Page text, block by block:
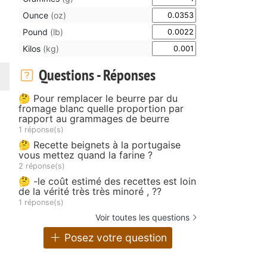
Ounce (oz)
Pound (lb)
Kilos (kg)
Questions - Réponses
🤔 Pour remplacer le beurre par du
fromage blanc quelle proportion par
rapport au grammages de beurre
1 réponse(s)
🤔 Recette beignets à la portugaise
vous mettez quand la farine ?
2 réponse(s)
🤔 -le coût estimé des recettes est loin
de la vérité très très minoré , ??
1 réponse(s)
Voir toutes les questions
Posez votre question